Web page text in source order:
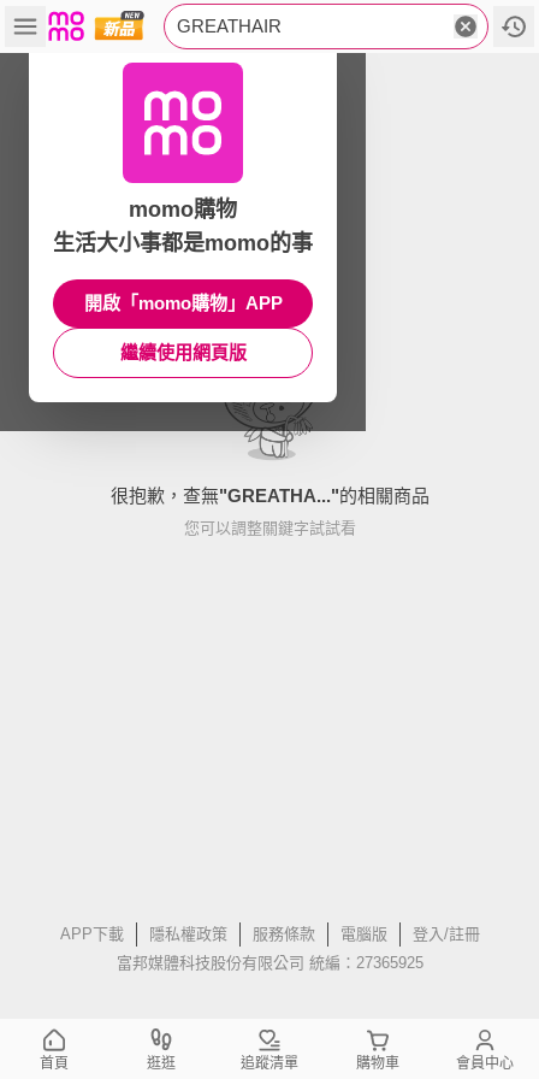
GREATHAIR
很抱歉，查無"GREATHA..."的相關商品
您可以調整關鍵字試試看
APP下載 隱私權政策 服務條款 電腦版
登入/註冊
富邦媒體科技股份有限公司 統編：27365925
momo購物
生活大小事都是momo的事
開啟「momo購物」APP
繼續使用網頁版
首頁 逛逛 追蹤清單 購物車 會員中心